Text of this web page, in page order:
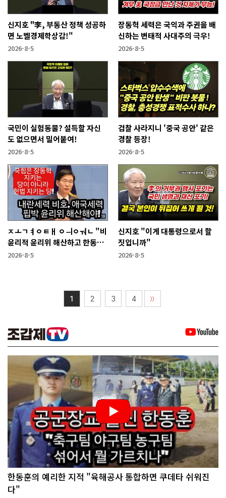
신지호 "李, 부동산 정책 성공하
면 노벨경제학상감!"
2026-8-5
장동혁 세력은 국익과 주권을 배
신하는 변태적 사대주의 극우!
2026-8-5
국민이 실험동물? 설득할 자신
도 없으면서 밀어붙여!
2026-8-5
검찰 사라지니 '중국 공안' 같은
경찰 등장!
2026-8-5
ㅈㅗㄱㅕㅇㅌㅐ ㅇㅢㅇㅝㄴ "비
윤리적 윤리위 해산하고 한동훈
복당 시켜야"
2026-8-5
신지호 "이게 대통령으로서 할
짓입니까"
2026-8-5
1 2 3 4 〉〉
한동훈의 예리한 지적 "육해공사 통합하면 쿠데타 쉬워진
다"